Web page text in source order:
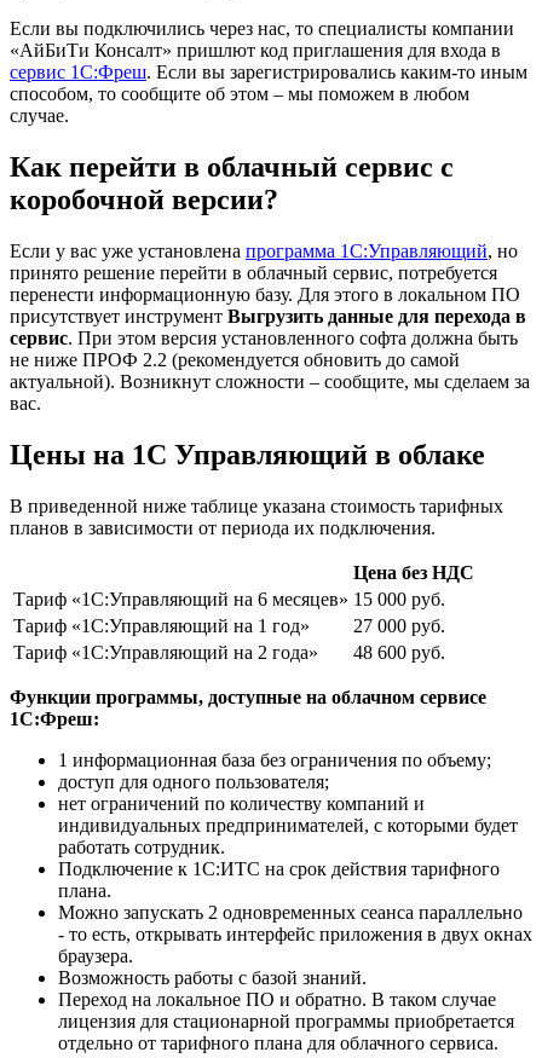
Если вы подключились через нас, то специалисты компании
«АйБиТи Консалт» пришлют код приглашения для входа в
сервис 1С:Фреш. Если вы зарегистрировались каким-то иным
способом, то сообщите об этом – мы поможем в любом
случае.
Как перейти в облачный сервис с
коробочной версии?
Если у вас уже установлена программа 1С:Управляющий, но
принято решение перейти в облачный сервис, потребуется
перенести информационную базу. Для этого в локальном ПО
присутствует инструмент Выгрузить данные для перехода в
сервис. При этом версия установленного софта должна быть
не ниже ПРОФ 2.2 (рекомендуется обновить до самой
актуальной). Возникнут сложности – сообщите, мы сделаем за
вас.
Цены на 1С Управляющий в облаке
В приведенной ниже таблице указана стоимость тарифных
планов в зависимости от периода их подключения.
Цена без НДС
Тариф «1С:Управляющий на 6 месяцев» 15 000 руб.
Тариф «1С:Управляющий на 1 год»
27 000 руб.
Тариф «1С:Управляющий на 2 года»
48 600 руб.
Функции программы, доступные на облачном сервисе
1С:Фреш:
1 информационная база без ограничения по объему;
доступ для одного пользователя;
нет ограничений по количеству компаний и
индивидуальных предпринимателей, с которыми будет
работать сотрудник.
Подключение к 1С:ИТС на срок действия тарифного
плана.
Можно запускать 2 одновременных сеанса параллельно
- то есть, открывать интерфейс приложения в двух окнах
браузера.
Возможность работы с базой знаний.
Переход на локальное ПО и обратно. В таком случае
лицензия для стационарной программы приобретается
отдельно от тарифного плана для облачного сервиса.